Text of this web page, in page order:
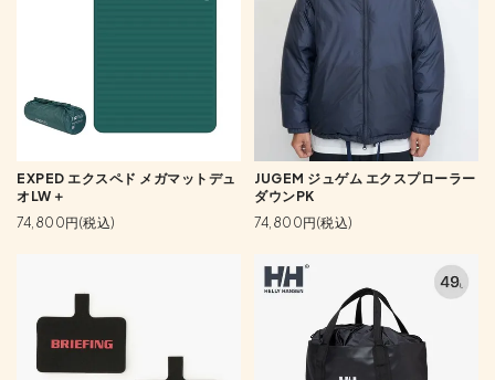
EXPED エクスペド メガマットデュ
オLW＋
74,800円(税込)
JUGEM ジュゲム エクスプローラー
ダウンPK
74,800円(税込)